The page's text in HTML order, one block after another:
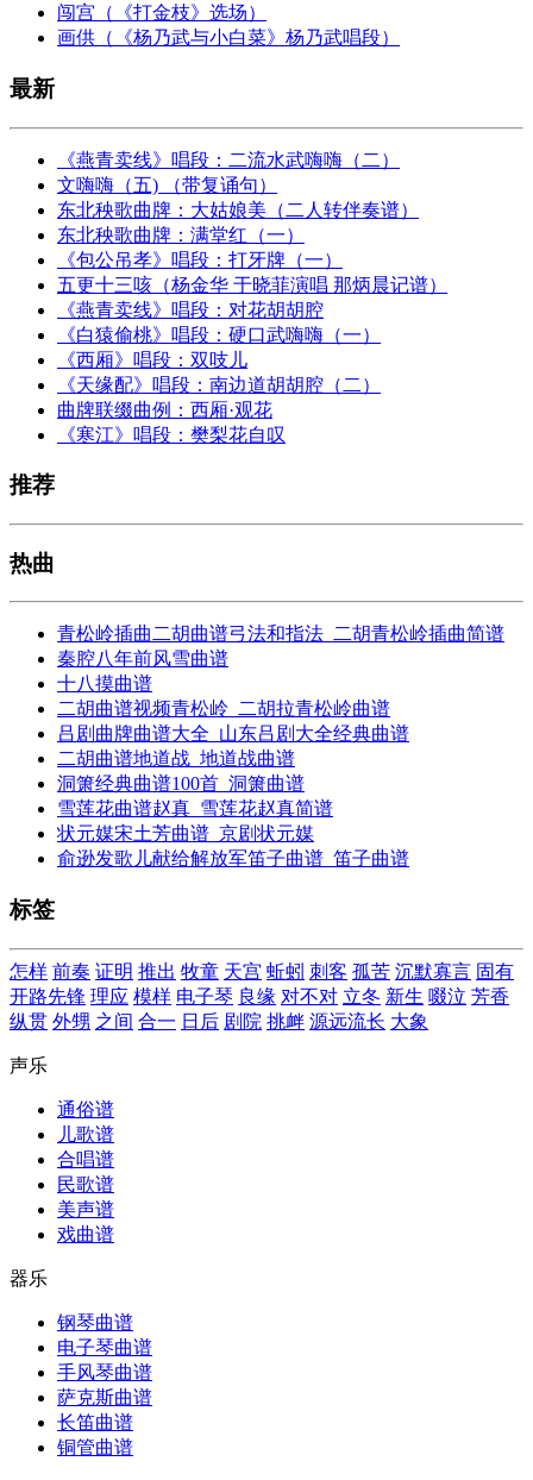
闯宫（《打金枝》选场）
画供（《杨乃武与小白菜》杨乃武唱段）
最新
《燕青卖线》唱段：二流水武嗨嗨（二）
文嗨嗨（五) （带复诵句）
东北秧歌曲牌：大姑娘美（二人转伴奏谱）
东北秧歌曲牌：满堂红（一）
《包公吊孝》唱段：打牙牌（一）
五更十三咳（杨金华 于晓菲演唱 那炳晨记谱）
《燕青卖线》唱段：对花胡胡腔
《白猿偷桃》唱段：硬口武嗨嗨（一）
《西厢》唱段：双吱儿
《天缘配》唱段：南边道胡胡腔（二）
曲牌联缀曲例：西厢·观花
《寒江》唱段：樊梨花自叹
推荐
热曲
青松岭插曲二胡曲谱弓法和指法_二胡青松岭插曲简谱
秦腔八年前风雪曲谱
十八摸曲谱
二胡曲谱视频青松岭_二胡拉青松岭曲谱
吕剧曲牌曲谱大全_山东吕剧大全经典曲谱
二胡曲谱地道战_地道战曲谱
洞箫经典曲谱100首_洞箫曲谱
雪莲花曲谱赵真_雪莲花赵真简谱
状元媒宋土芳曲谱_京剧状元媒
俞逊发歌儿献给解放军笛子曲谱_笛子曲谱
标签
怎样 前奏 证明 推出 牧童 天宫 蚯蚓 刺客 孤苦 沉默寡言 固有
开路先锋 理应 模样 电子琴 良缘 对不对 立冬 新生 啜泣 芳香
纵贯 外甥 之间 合一 日后 剧院 挑衅 源远流长 大象
声乐
通俗谱
儿歌谱
合唱谱
民歌谱
美声谱
戏曲谱
器乐
钢琴曲谱
电子琴曲谱
手风琴曲谱
萨克斯曲谱
长笛曲谱
铜管曲谱